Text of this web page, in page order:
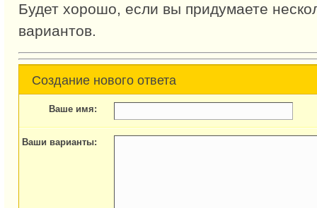
Будет хорошо, если вы придумаете
вариантов.
Создание нового ответа
Ваше имя:
Ваши варианты: